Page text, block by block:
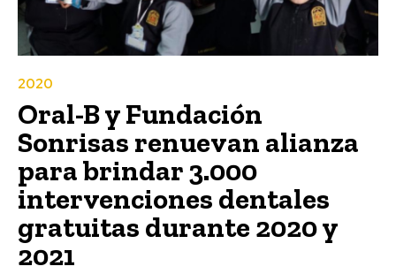
2020
Oral-B y Fundación
Sonrisas renuevan alianza
para brindar 3.000
intervenciones dentales
gratuitas durante 2020 y
2021